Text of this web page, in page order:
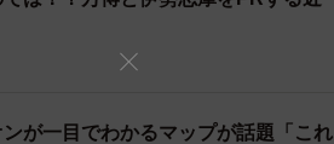
が一目でわかるマップが話題「これ